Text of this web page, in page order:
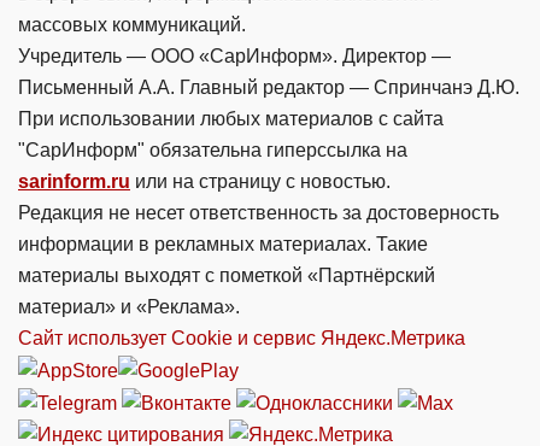
массовых коммуникаций.
Учредитель — ООО «СарИнформ». Директор —
Письменный А.А. Главный редактор — Спринчанэ Д.Ю.
При использовании любых материалов с сайта
"СарИнформ" обязательна гиперссылка на
sarinform.ru или на страницу с новостью.
Редакция не несет ответственность за достоверность
информации в рекламных материалах. Такие
материалы выходят с пометкой «Партнёрский
материал» и «Реклама».
Сайт использует Cookie и сервиc Яндекс.Метрика